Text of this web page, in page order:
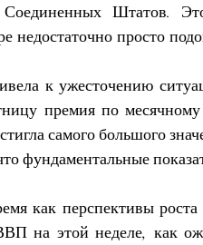
Штатов.
недостаточно просто
к ужесточению
премия по
самого большого
фундаментальные
как перспективы
на этой неделе, как